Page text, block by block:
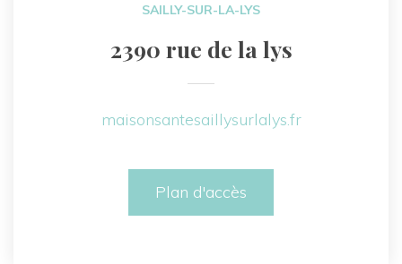
SAILLY-SUR-LA-LYS
2390 rue de la lys
maisonsantesaillysurlalys.fr
Plan d'accès